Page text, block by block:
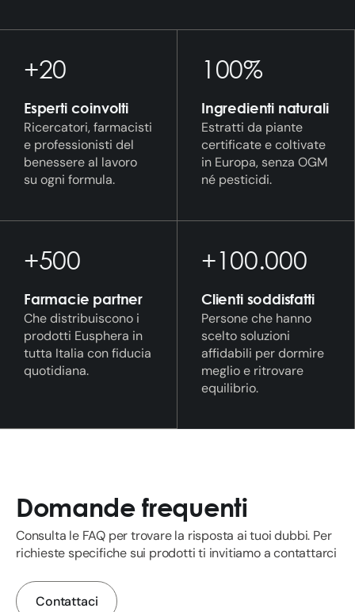
+20
Esperti coinvolti
Ricercatori, farmacisti
e professionisti del
benessere al lavoro
su ogni formula.
100%
Ingredienti naturali
Estratti da piante
certificate e coltivate
in Europa, senza OGM
né pesticidi.
+500
Farmacie partner
Che distribuiscono i
prodotti Eusphera in
tutta Italia con fiducia
quotidiana.
+100.000
Clienti soddisfatti
Persone che hanno
scelto soluzioni
affidabili per dormire
meglio e ritrovare
equilibrio.
Domande frequenti
Consulta le FAQ per trovare la risposta ai tuoi dubbi. Per
richieste specifiche sui prodotti ti invitiamo a contattarci
Contattaci